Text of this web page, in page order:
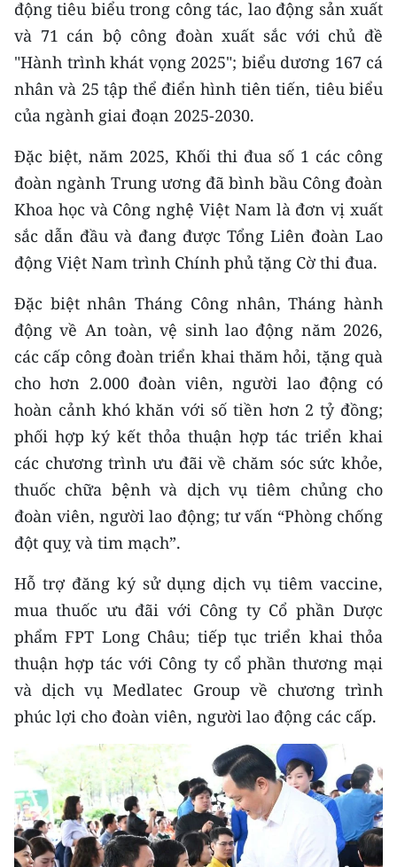
động tiêu biểu trong công tác, lao động sản xuất
và 71 cán bộ công đoàn xuất sắc với chủ đề
"Hành trình khát vọng 2025"; biểu dương 167 cá
nhân và 25 tập thể điển hình tiên tiến, tiêu biểu
của ngành giai đoạn 2025-2030.
Đặc biệt, năm 2025, Khối thi đua số 1 các công
đoàn ngành Trung ương đã bình bầu Công đoàn
Khoa học và Công nghệ Việt Nam là đơn vị xuất
sắc dẫn đầu và đang được Tổng Liên đoàn Lao
động Việt Nam trình Chính phủ tặng Cờ thi đua.
Đặc biệt nhân Tháng Công nhân, Tháng hành
động về An toàn, vệ sinh lao động năm 2026,
các cấp công đoàn triển khai thăm hỏi, tặng quà
cho hơn 2.000 đoàn viên, người lao động có
hoàn cảnh khó khăn với số tiền hơn 2 tỷ đồng;
phối hợp ký kết thỏa thuận hợp tác triển khai
các chương trình ưu đãi về chăm sóc sức khỏe,
thuốc chữa bệnh và dịch vụ tiêm chủng cho
đoàn viên, người lao động; tư vấn “Phòng chống
đột quỵ và tim mạch”.
Hỗ trợ đăng ký sử dụng dịch vụ tiêm vaccine,
mua thuốc ưu đãi với Công ty Cổ phần Dược
phẩm FPT Long Châu; tiếp tục triển khai thỏa
thuận hợp tác với Công ty cổ phần thương mại
và dịch vụ Medlatec Group về chương trình
phúc lợi cho đoàn viên, người lao động các cấp.